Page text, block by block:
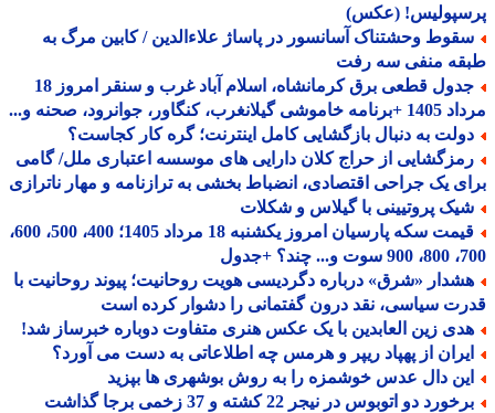
(عکس)
وحشتناک آسانسور در پاساژ علاءالدین / کابین مرگ به
منفی سه رفت
جدول قطعی برق کرمانشاه، اسلام آباد غرب و سنقر امروز 18
کنگاور، جوانرود، صحنه و...
به دنبال بازگشایی کامل اینترنت؛ گره کار کجاست؟
از حراج کلان دارایی های موسسه اعتباری ملل/ گامی
یک جراحی اقتصادی، انضباط بخشی به ترازنامه و مهار ناترازی
پروتیینی با گیلاس و شکلات
قیمت سکه پارسیان امروز یکشنبه 18 مرداد 1405؛ 400، 500، 600،
«شرق» درباره دگردیسی هویت روحانیت؛ پیوند روحانیت با
سیاسی، نقد درون گفتمانی را دشوار کرده است
زین العابدین با یک عکس هنری متفاوت دوباره خبرساز شد!
از پهپاد ریپر و هرمس چه اطلاعاتی به دست می آورد؟
دال عدس خوشمزه را به روش بوشهری ها بپزید
دو اتوبوس در نیجر 22 کشته و 37 زخمی برجا گذاشت